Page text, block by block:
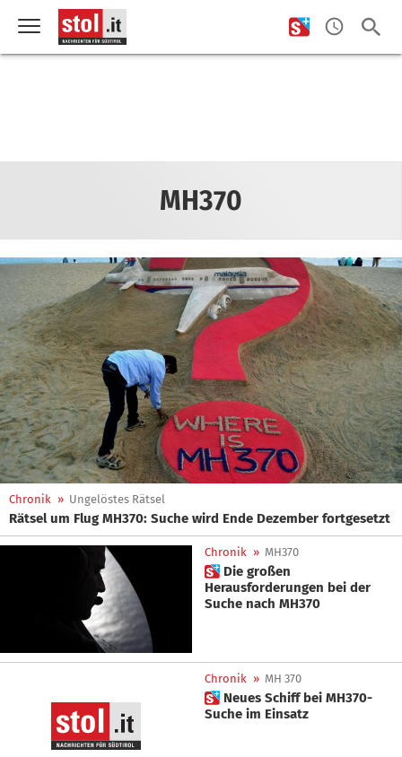
MH370
Chronik » Ungelöstes Rätsel
Rätsel um Flug MH370: Suche wird Ende Dezember fortgesetzt
Chronik » MH370
 Die großen
Herausforderungen bei der
Suche nach MH370
Chronik » MH 370
 Neues Schiff bei MH370-
Suche im Einsatz